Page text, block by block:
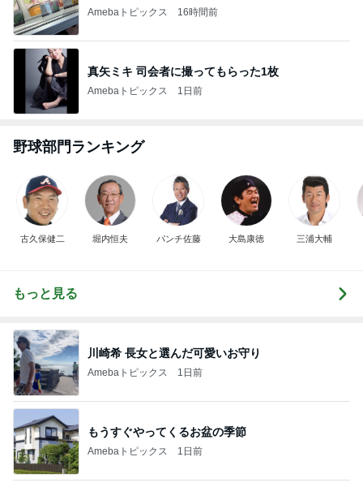
Amebaトピックス 16時間前
真矢ミキ 司会者に撮ってもらった1枚
Amebaトピックス 1日前
野球部門ランキング
古久保健二 堀内恒夫 パンチ佐藤 大島康徳 三浦大輔
もっと見る
川崎希 長女と選んだ可愛いお守り
Amebaトピックス 1日前
もうすぐやってくるお盆の季節
Amebaトピックス 1日前